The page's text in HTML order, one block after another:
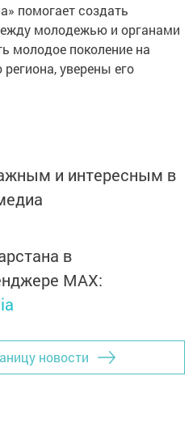
помогает создать
молодежью и органами
молодое поколение на
уверены его
и интересным в
в
MАХ:
новости